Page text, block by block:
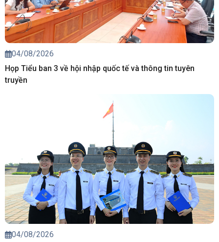
04/08/2026
Họp Tiểu ban 3 về hội nhập quốc tế và thông tin tuyên
truyền
04/08/2026